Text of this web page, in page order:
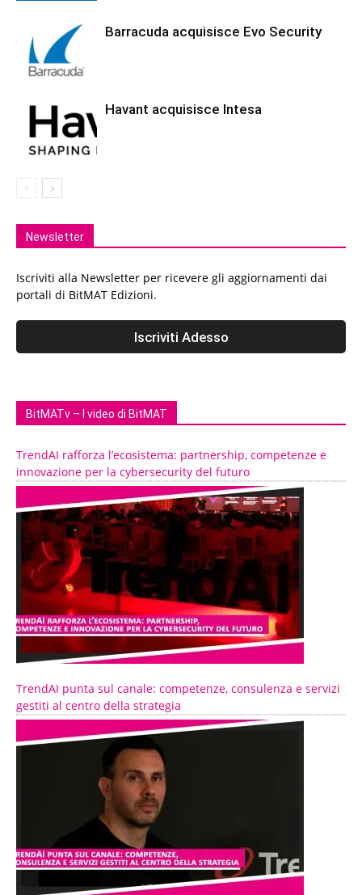
Barracuda acquisisce Evo Security
Havant acquisisce Intesa
Newsletter
Iscriviti alla Newsletter per ricevere gli aggiornamenti dai
portali di BitMAT Edizioni.
BitMATv – I video di BitMAT
TrendAI rafforza l’ecosistema: partnership, competenze e
innovazione per la cybersecurity del futuro
TrendAI punta sul canale: competenze, consulenza e servizi
gestiti al centro della strategia